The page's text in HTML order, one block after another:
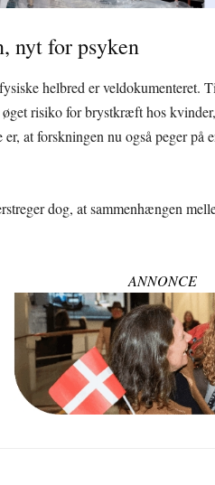
nyt for psyken
helbred er veldokumenteret.
risiko for brystkræft hos
at forskningen nu også peger
dog, at sammenhængen
ANNONCE